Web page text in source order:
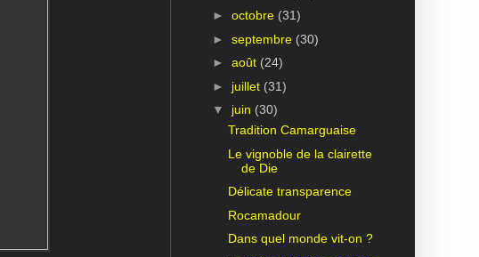
► octobre (31)
► septembre (30)
► août (24)
► juillet (31)
▼ juin (30)
Tradition Camarguaise
Le vignoble de la clairette
de Die
Délicate transparence
Rocamadour
Dans quel monde vit-on ?